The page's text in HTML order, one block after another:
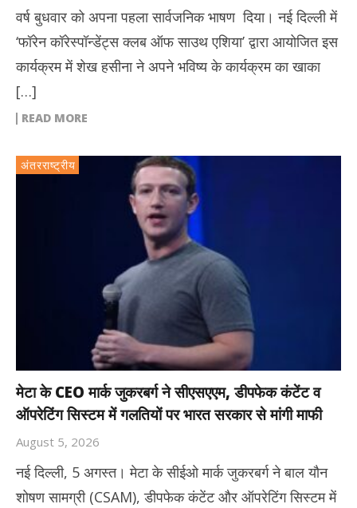
वर्ष बुधवार को अपना पहला सार्वजनिक भाषण दिया। नई दिल्ली में
‘फॉरेन कॉरेस्पॉन्डेंट्स क्लब ऑफ साउथ एशिया’ द्वारा आयोजित इस
कार्यक्रम में शेख हसीना ने अपने भविष्य के कार्यक्रम का खाका
[…]
READ MORE
अंतरराष्ट्रीय
मेटा के CEO मार्क जुकरबर्ग ने सीएसएएम, डीपफेक कंटेंट व
ऑपरेटिंग सिस्टम में गलतियों पर भारत सरकार से मांगी माफी
August 5, 2026
नई दिल्ली, 5 अगस्त। मेटा के सीईओ मार्क जुकरबर्ग ने बाल यौन
शोषण सामग्री (CSAM), डीपफेक कंटेंट और ऑपरेटिंग सिस्टम में